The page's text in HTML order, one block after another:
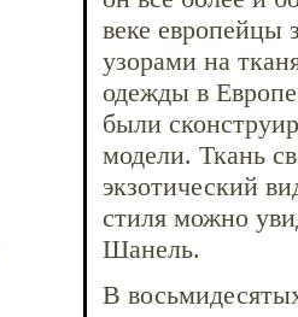
веке европейцы
узорами на
одежды в
были
модели. Ткань
экзотический
стиля можно
Шанель.
В